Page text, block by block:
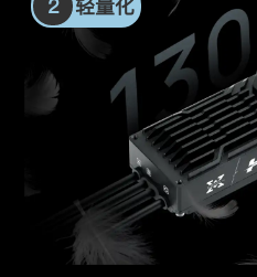
2 轻量化